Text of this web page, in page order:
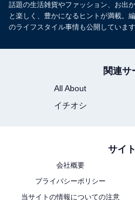
の認識を確認し、正しい判
この記事の監修者：鈴木朋
ITジャーナリスト。スマホ
身近なITに関する専門家。2
話題の生活雑貨やファッション、お出
と楽しく、豊かになるヒントが満載。
のライフスタイル事情も公開しています
関連サ
All About
イチオシ
サイ
会社概要
プライバシーポリシー
当サイトの情報についての注意